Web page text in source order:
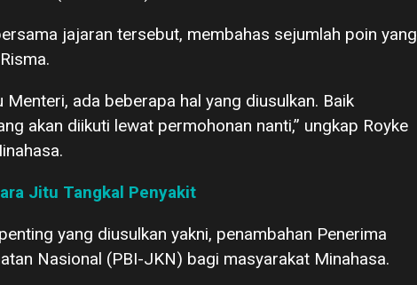
jajaran tersebut, membahas sejumlah poin yang
Menteri, ada beberapa hal yang diusulkan. Baik
akan diikuti lewat permohonan nanti,” ungkap Royke
Jitu Tangkal Penyakit
yang diusulkan yakni, penambahan Penerima
Nasional (PBI-JKN) bagi masyarakat Minahasa.